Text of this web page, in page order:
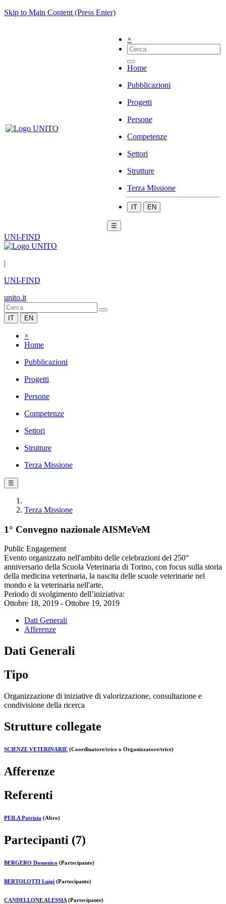
Skip to Main Content (Press Enter)
×
Home
Pubblicazioni
Progetti
Persone
Competenze
Settori
Strutture
Terza Missione
IT EN
☰
UNI-FIND
|
UNI-FIND
unito.it
IT EN
×
Home
Pubblicazioni
Progetti
Persone
Competenze
Settori
Strutture
Terza Missione
☰
Terza Missione
1° Convegno nazionale AISMeVeM
Public Engagement
Evento organizzato nell'ambito delle celebrazioni del 250°
anniversario della Scuola Veterinaria di Torino, con focus sulla storia
della medicina veterinaria, la nascita delle scuole veterinarie nel
mondo e la veterinaria nell'arte.
Periodo di svolgimento dell’iniziativa:
Ottobre 18, 2019 - Ottobre 19, 2019
Dati Generali
Afferenze
Dati Generali
Tipo
Organizzazione di iniziative di valorizzazione, consultazione e
condivisione della ricerca
Strutture collegate
SCIENZE VETERINARIE (Coordinatore/trice o Organizzatore/trice)
Afferenze
Referenti
PEILA Patrizia (Altro)
Partecipanti (7)
BERGERO Domenico (Partecipante)
BERTOLOTTI Luigi (Partecipante)
CANDELLONE ALESSIA (Partecipante)